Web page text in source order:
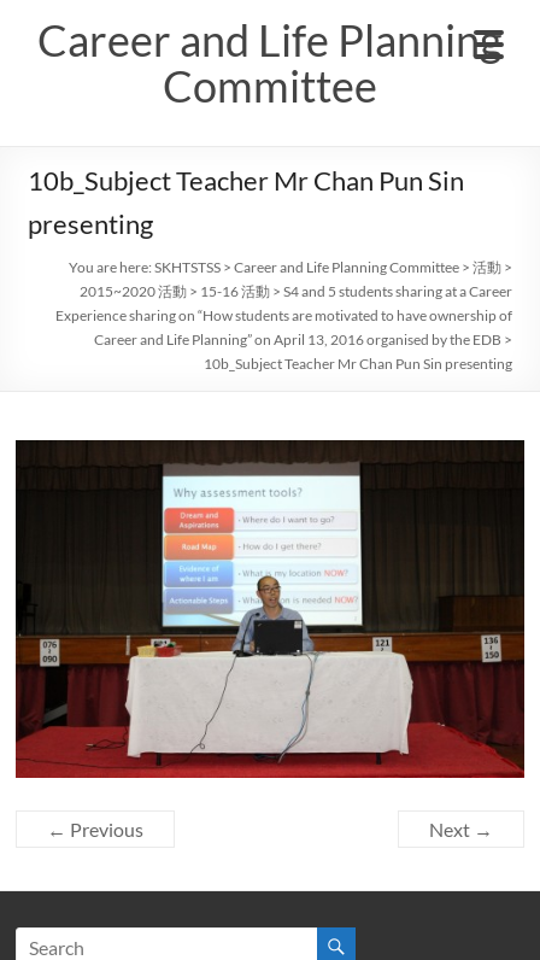
contentCareer and Life Planning
Committee
10b_Subject Teacher Mr Chan Pun Sin
presenting
You are here:SKHTSTSS >Career and Life Planning Committee >活動 >
2015~2020 活動 > 15-16 活動 >S4 and 5 students sharing at a Career
Experience sharing on “How students are motivated to have ownership of
Career and Life Planning” on April 13, 2016 organised by the EDB >
10b_Subject Teacher Mr Chan Pun Sin presenting
← Previous Next →